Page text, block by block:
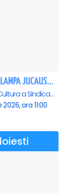
ALADIN SI LAMPA JUCAUSA - Ploiesti - ANULAT
Casa de Cultura a Sindicatelor , Ploiesti
2026, ora 11:00